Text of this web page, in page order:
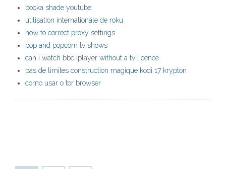
booka shade youtube
utilisation internationale de roku
how to correct proxy settings
pop and popcorn tv shows
can i watch bbc iplayer without a tv licence
pas de limites construction magique kodi 17 krypton
como usar o tor browser